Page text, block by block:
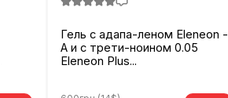
Гель с адапа-леном Eleneon -
A и с трети-ноином 0.05
Eleneon Plus...